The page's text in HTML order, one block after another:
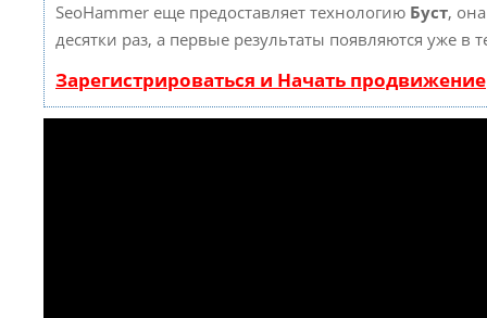
SeoHammer еще предоставляет технологию Буст,
десятки раз, а первые результаты появляются уже в
Зарегистрироваться и Начать продвижение